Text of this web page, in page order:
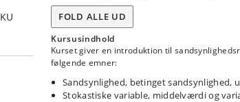
FOLD ALLE UD
Kursusindhold
Kurset giver en introduktion til
følgende emner:
Sandsynlighed, betinget sandsynlighed,
Stokastiske variable, middelværdi og